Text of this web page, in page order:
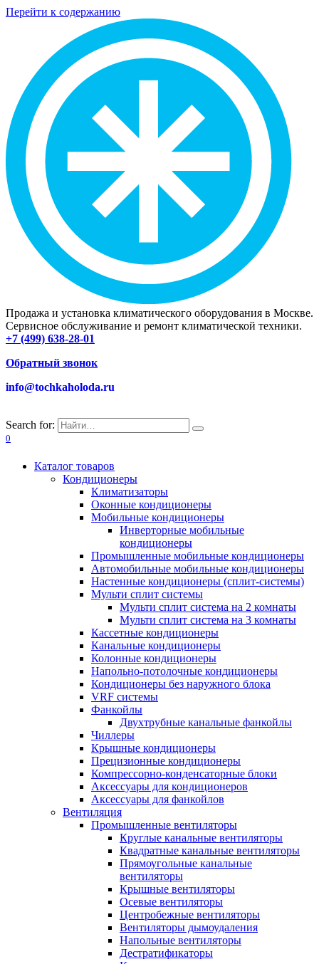
Перейти к содержанию
Продажа и установка климатического оборудования в Москве.
Сервисное обслуживание и ремонт климатической техники.
+7 (499) 638-28-01
Обратный звонок
info@tochkaholoda.ru
Search for:
0
Каталог товаров
Кондиционеры
Климатизаторы
Оконные кондиционеры
Мобильные кондиционеры
Инверторные мобильные
кондиционеры
Промышленные мобильные кондиционеры
Автомобильные мобильные кондиционеры
Настенные кондиционеры (сплит-системы)
Мульти сплит системы
Мульти сплит система на 2 комнаты
Мульти сплит система на 3 комнаты
Кассетные кондиционеры
Канальные кондиционеры
Колонные кондиционеры
Напольно-потолочные кондиционеры
Кондиционеры без наружного блока
VRF системы
Фанкойлы
Двухтрубные канальные фанкойлы
Чиллеры
Крышные кондиционеры
Прецизионные кондиционеры
Компрессорно-конденсаторные блоки
Аксессуары для кондиционеров
Аксессуары для фанкойлов
Вентиляция
Промышленные вентиляторы
Круглые канальные вентиляторы
Квадратные канальные вентиляторы
Прямоугольные канальные
вентиляторы
Крышные вентиляторы
Осевые вентиляторы
Центробежные вентиляторы
Вентиляторы дымоудаления
Напольные вентиляторы
Дестратификаторы